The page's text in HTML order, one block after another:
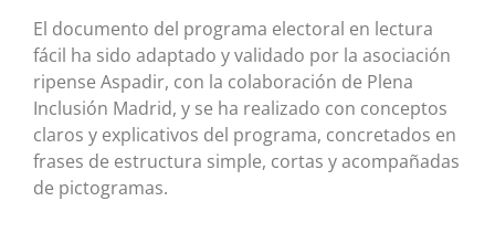
El documento del programa electoral en lectura
fácil ha sido adaptado y validado por la asociación
ripense Aspadir, con la colaboración de Plena
Inclusión Madrid, y se ha realizado con conceptos
claros y explicativos del programa, concretados en
frases de estructura simple, cortas y acompañadas
de pictogramas.